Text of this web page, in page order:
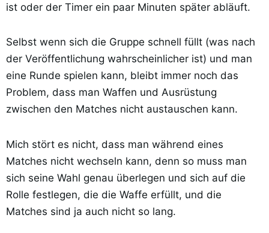
ist oder der Timer ein paar Minuten später abläuft.
Selbst wenn sich die Gruppe schnell füllt (was nach
der Veröffentlichung wahrscheinlicher ist) und man
eine Runde spielen kann, bleibt immer noch das
Problem, dass man Waffen und Ausrüstung
zwischen den Matches nicht austauschen kann.
Mich stört es nicht, dass man während eines
Matches nicht wechseln kann, denn so muss man
sich seine Wahl genau überlegen und sich auf die
Rolle festlegen, die die Waffe erfüllt, und die
Matches sind ja auch nicht so lang.